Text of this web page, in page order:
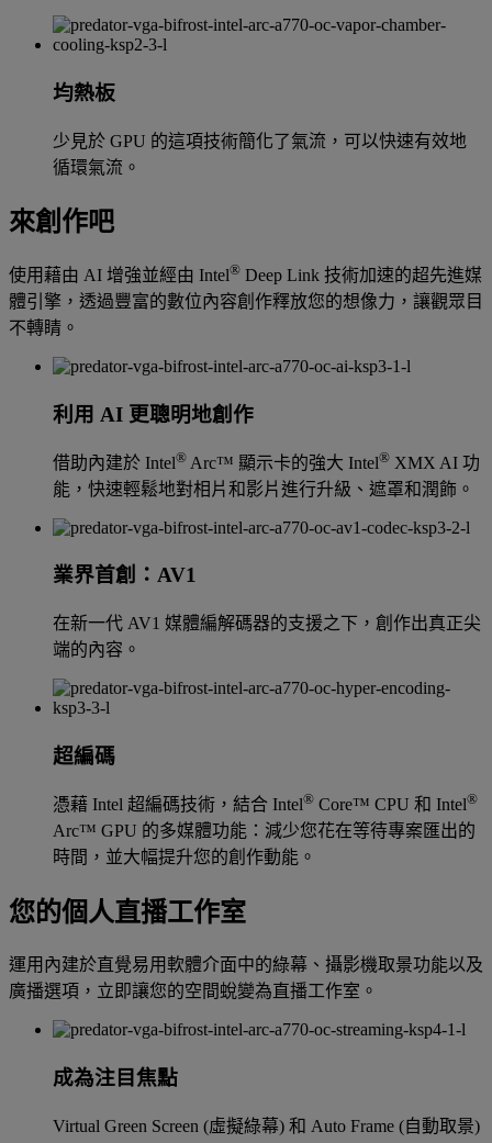
均熱板
少見於 GPU 的這項技術簡化了氣流，可以快速有效地
循環氣流。
來創作吧
使用藉由 AI 增強並經由 Intel® Deep Link 技術加速的超先進媒
體引擎，透過豐富的數位內容創作釋放您的想像力，讓觀眾目
不轉睛。
利用 AI 更聰明地創作
借助內建於 Intel® Arc™ 顯示卡的強大 Intel® XMX AI 功
能，快速輕鬆地對相片和影片進行升級、遮罩和潤飾。
業界首創：AV1
在新一代 AV1 媒體編解碼器的支援之下，創作出真正尖
端的內容。
超編碼
憑藉 Intel 超編碼技術，結合 Intel® Core™ CPU 和 Intel®
Arc™ GPU 的多媒體功能：減少您花在等待專案匯出的
時間，並大幅提升您的創作動能。
您的個人直播工作室
運用內建於直覺易用軟體介面中的綠幕、攝影機取景功能以及
廣播選項，立即讓您的空間蛻變為直播工作室。
成為注目焦點
Virtual Green Screen (虛擬綠幕) 和 Auto Frame (自動取景)